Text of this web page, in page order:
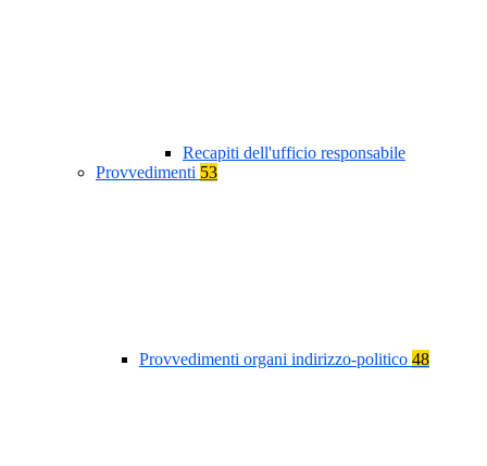
Recapiti dell'ufficio responsabile
Provvedimenti 53
Provvedimenti organi indirizzo-politico 48